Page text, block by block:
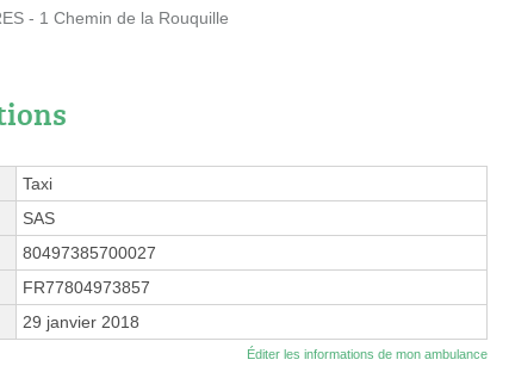
- 1 Chemin de la Rouquille
Taxi
SAS
80497385700027
FR77804973857
29 janvier 2018
Éditer les informations de mon ambulance